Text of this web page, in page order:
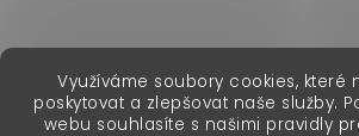
Využíváme soubory cookies, které
poskytovat a zlepšovat naše služby.
webu souhlasíte s našimi pravidly
Copyright 2026Erika Fashion.
erikafashion.sk